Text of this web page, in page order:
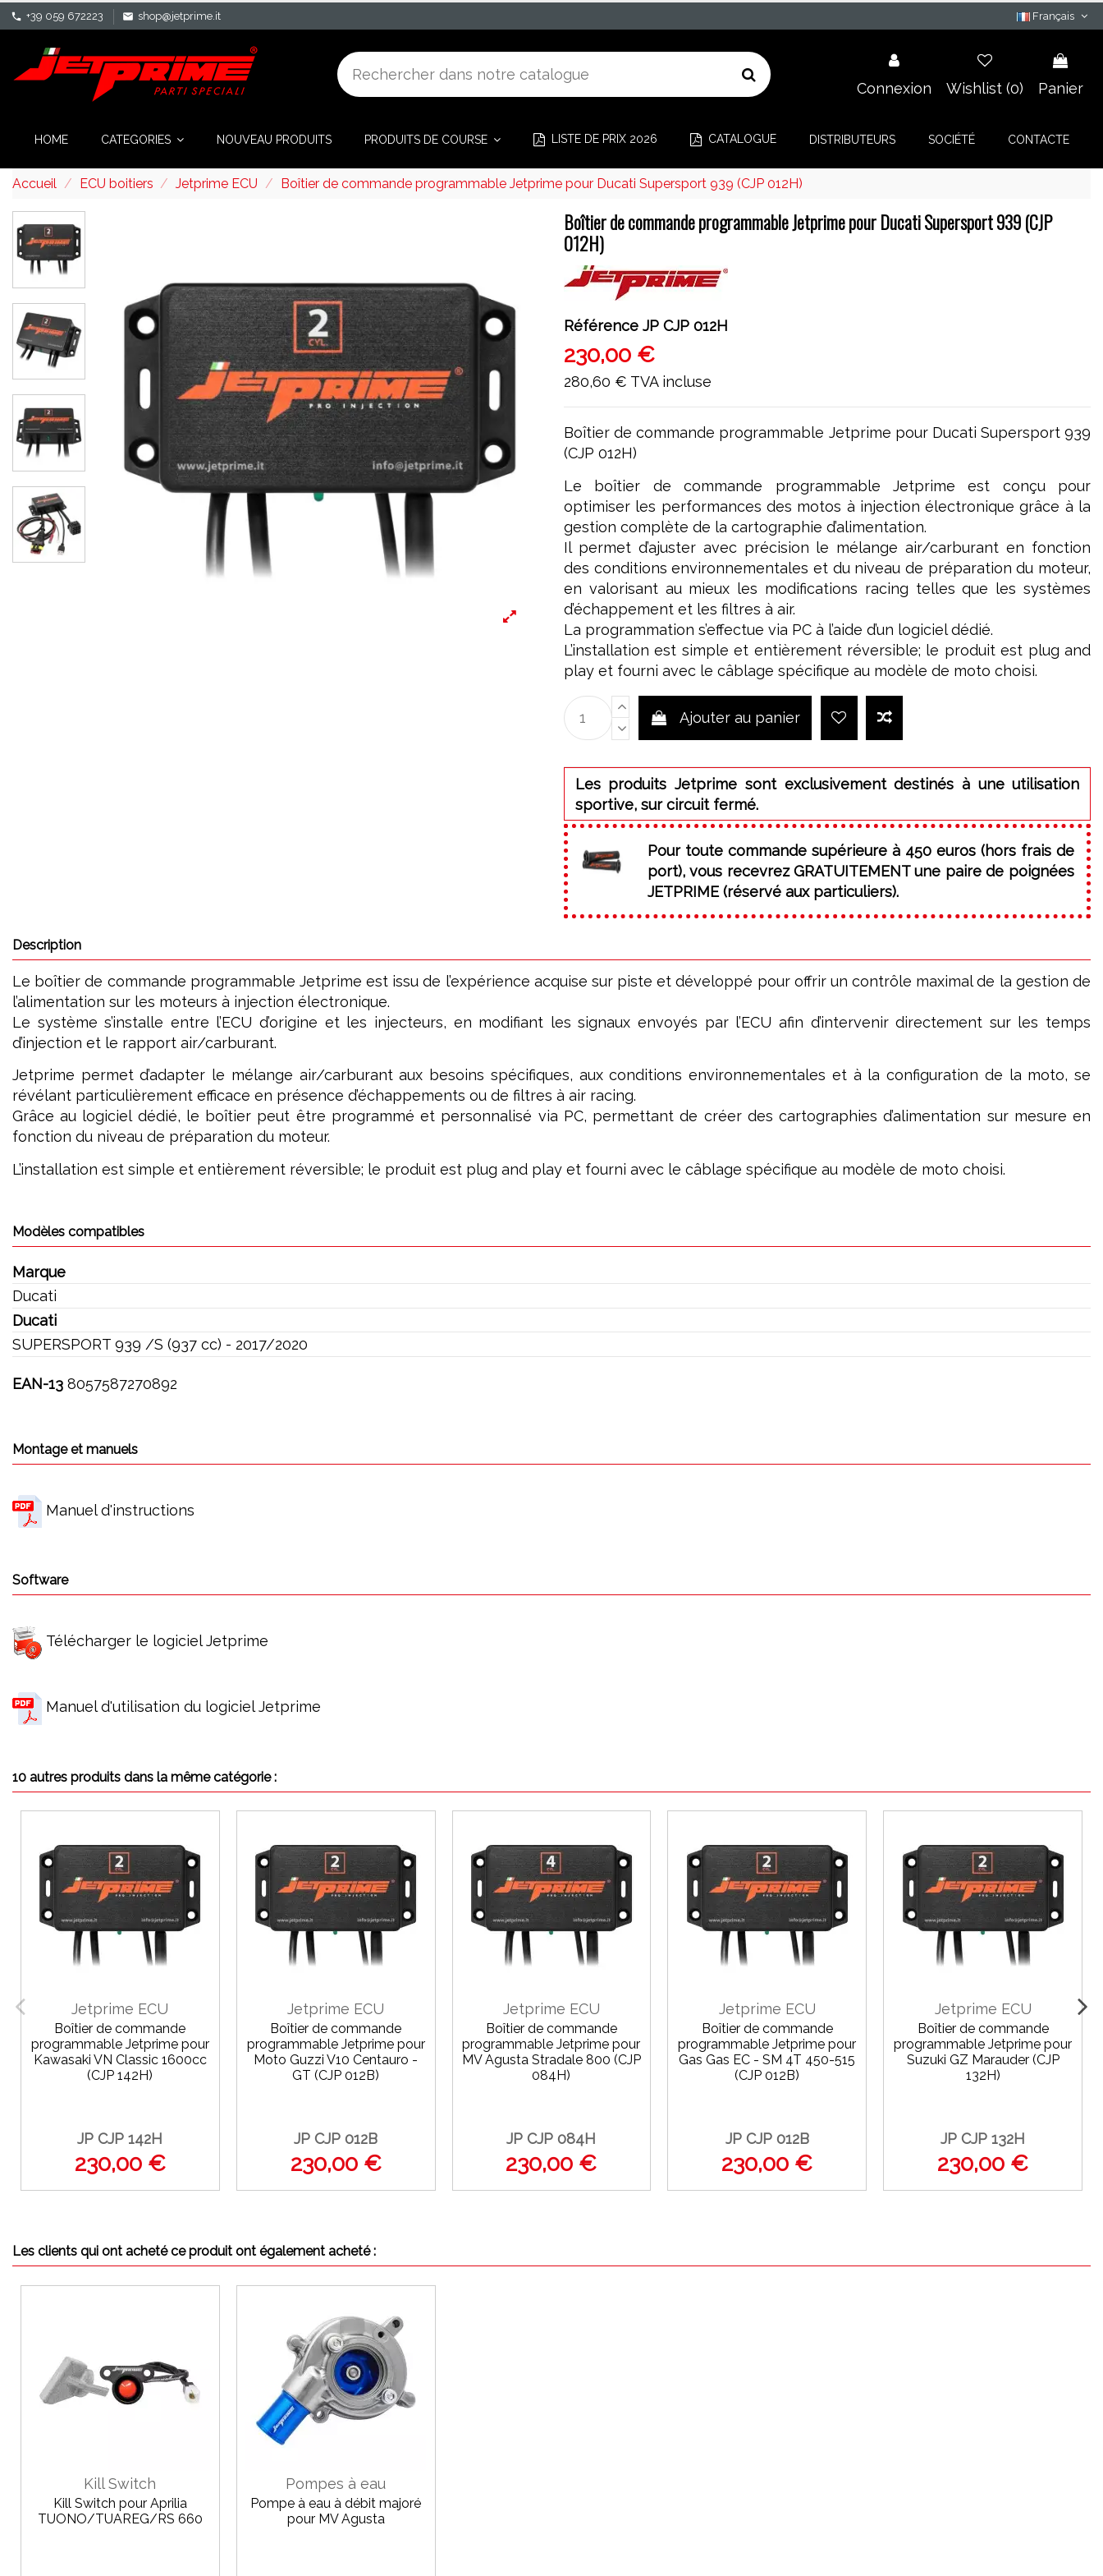
phone +39 059 672223 mail shop@jetprime.it Français
Connexion Wishlist (0) Panier
HOME CATEGORIES NOUVEAU PRODUITS PRODUITS DE COURSE LISTE DE PRIX 2026 CATALOGUE DISTRIBUTEURS SOCIÉTÉ CONTACTE
Accueil ECU boitiers Jetprime ECU Boîtier de commande programmable Jetprime pour Ducati Supersport 939 (CJP 012H)
Boîtier de commande programmable Jetprime pour Ducati Supersport 939 (CJP
012H)
Référence JP CJP 012H
230,00 €
280,60 € TVA incluse
Boîtier de commande programmable Jetprime pour Ducati Supersport 939
(CJP 012H)
Le boîtier de commande programmable Jetprime est conçu pour
optimiser les performances des motos à injection électronique grâce à la
gestion complète de la cartographie d’alimentation.
Il permet d’ajuster avec précision le mélange air/carburant en fonction
des conditions environnementales et du niveau de préparation du moteur,
en valorisant au mieux les modifications racing telles que les systèmes
d’échappement et les filtres à air.
La programmation s’effectue via PC à l’aide d’un logiciel dédié.
L’installation est simple et entièrement réversible; le produit est plug and
play et fourni avec le câblage spécifique au modèle de moto choisi.
Ajouter au panier
Les produits Jetprime sont exclusivement destinés à une utilisation
sportive, sur circuit fermé.
Pour toute commande supérieure à 450 euros (hors frais de
port), vous recevrez GRATUITEMENT une paire de poignées
JETPRIME (réservé aux particuliers).
Description
Le boîtier de commande programmable Jetprime est issu de l’expérience acquise sur piste et développé pour offrir un contrôle maximal de la gestion de
l’alimentation sur les moteurs à injection électronique.
Le système s’installe entre l’ECU d’origine et les injecteurs, en modifiant les signaux envoyés par l’ECU afin d’intervenir directement sur les temps
d’injection et le rapport air/carburant.
Jetprime permet d’adapter le mélange air/carburant aux besoins spécifiques, aux conditions environnementales et à la configuration de la moto, se
révélant particulièrement efficace en présence d’échappements ou de filtres à air racing.
Grâce au logiciel dédié, le boîtier peut être programmé et personnalisé via PC, permettant de créer des cartographies d’alimentation sur mesure en
fonction du niveau de préparation du moteur.
L’installation est simple et entièrement réversible; le produit est plug and play et fourni avec le câblage spécifique au modèle de moto choisi.
Modèles compatibles
Marque
Ducati
Ducati
SUPERSPORT 939 /S (937 cc) - 2017/2020
EAN-13 8057587270892
Montage et manuels
Manuel d'instructions
Software
Télécharger le logiciel Jetprime
Manuel d'utilisation du logiciel Jetprime
10 autres produits dans la même catégorie :
Jetprime ECU
Boîtier de commande
programmable Jetprime pour
Kawasaki VN Classic 1600cc
(CJP 142H)
JP CJP 142H
230,00 €
Jetprime ECU
Boîtier de commande
programmable Jetprime pour
Moto Guzzi V10 Centauro -
GT (CJP 012B)
JP CJP 012B
230,00 €
Jetprime ECU
Boîtier de commande
programmable Jetprime pour
MV Agusta Stradale 800 (CJP
084H)
JP CJP 084H
230,00 €
Jetprime ECU
Boîtier de commande
programmable Jetprime pour
Gas Gas EC - SM 4T 450-515
(CJP 012B)
JP CJP 012B
230,00 €
Jetprime ECU
Boîtier de commande
programmable Jetprime pour
Suzuki GZ Marauder (CJP
132H)
JP CJP 132H
230,00 €
Les clients qui ont acheté ce produit ont également acheté :
Kill Switch
Kill Switch pour Aprilia
TUONO/TUAREG/RS 660
Pompes à eau
Pompe à eau à débit majoré
pour MV Agusta